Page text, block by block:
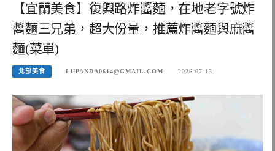
【宜蘭美食】復興路炸醬麵，在地老字號炸
醬麵三兄弟，超大份量，推薦炸醬麵與麻醬
麵(菜單)
北部美食 LUPANDA0614@GMAIL.COM 2026-07-13